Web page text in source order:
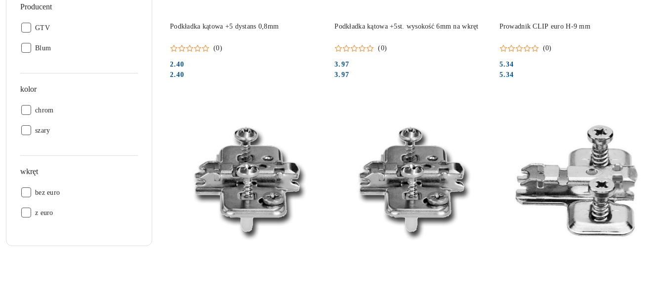
Producent
Producent:
GTV
Producent:
Blum
kolor
kolor:
chrom
kolor:
szary
wkręt
wkręt:
bez euro
wkręt:
z euro
Podkładka kątowa +5 dystans 0,8mm
(0)
Cena:
2.40
Cena:
2.40
DO KOSZYKA
Podkładka kątowa +5st. wysokość 6mm na wkręt
(0)
Cena:
3.97
Cena:
3.97
DO KOSZYKA
Prowadnik CLIP euro H-9 mm
(0)
Cena:
5.34
Cena:
5.34
DO KOSZYKA